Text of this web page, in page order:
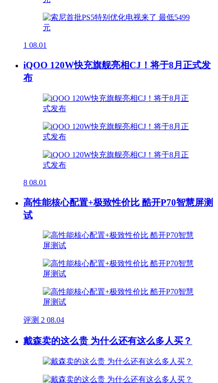
1 08.01
iQOO 120W快充旗舰亮相CJ！将于8月正式发
布
8 08.01
高性能核心配置+极致性价比 酷开P70智慧屏测
试
评测 2 08.04
戴森卖的这么贵 为什么还有这么多人买？